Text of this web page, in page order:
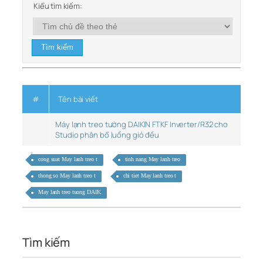
Kiểu tìm kiếm:
# Tên bài viết
Máy lạnh treo tường DAIKIN FTKF Inverter/R32 cho
Studio phân bổ luồng gió đều
cong suat May lanh treo t tinh nang May lanh treo
thong so May lanh treo t chi tiet May lanh treo t
May lanh treo tuong DAIK
Tìm kiếm